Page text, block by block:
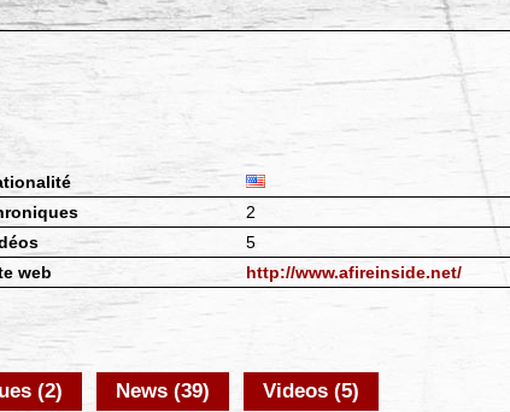
2
5
web
http://www.afireinside.net/
(2) News (39) Videos (5)